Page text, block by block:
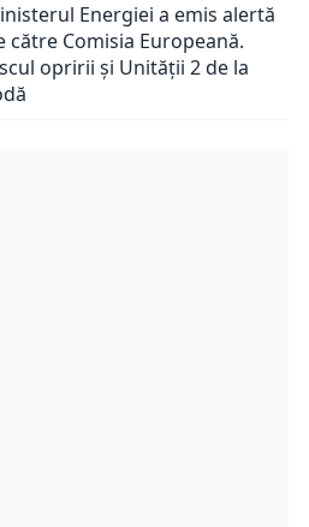
Energiei a emis alertă
către Comisia Europeană.
opririi și Unității 2 de la